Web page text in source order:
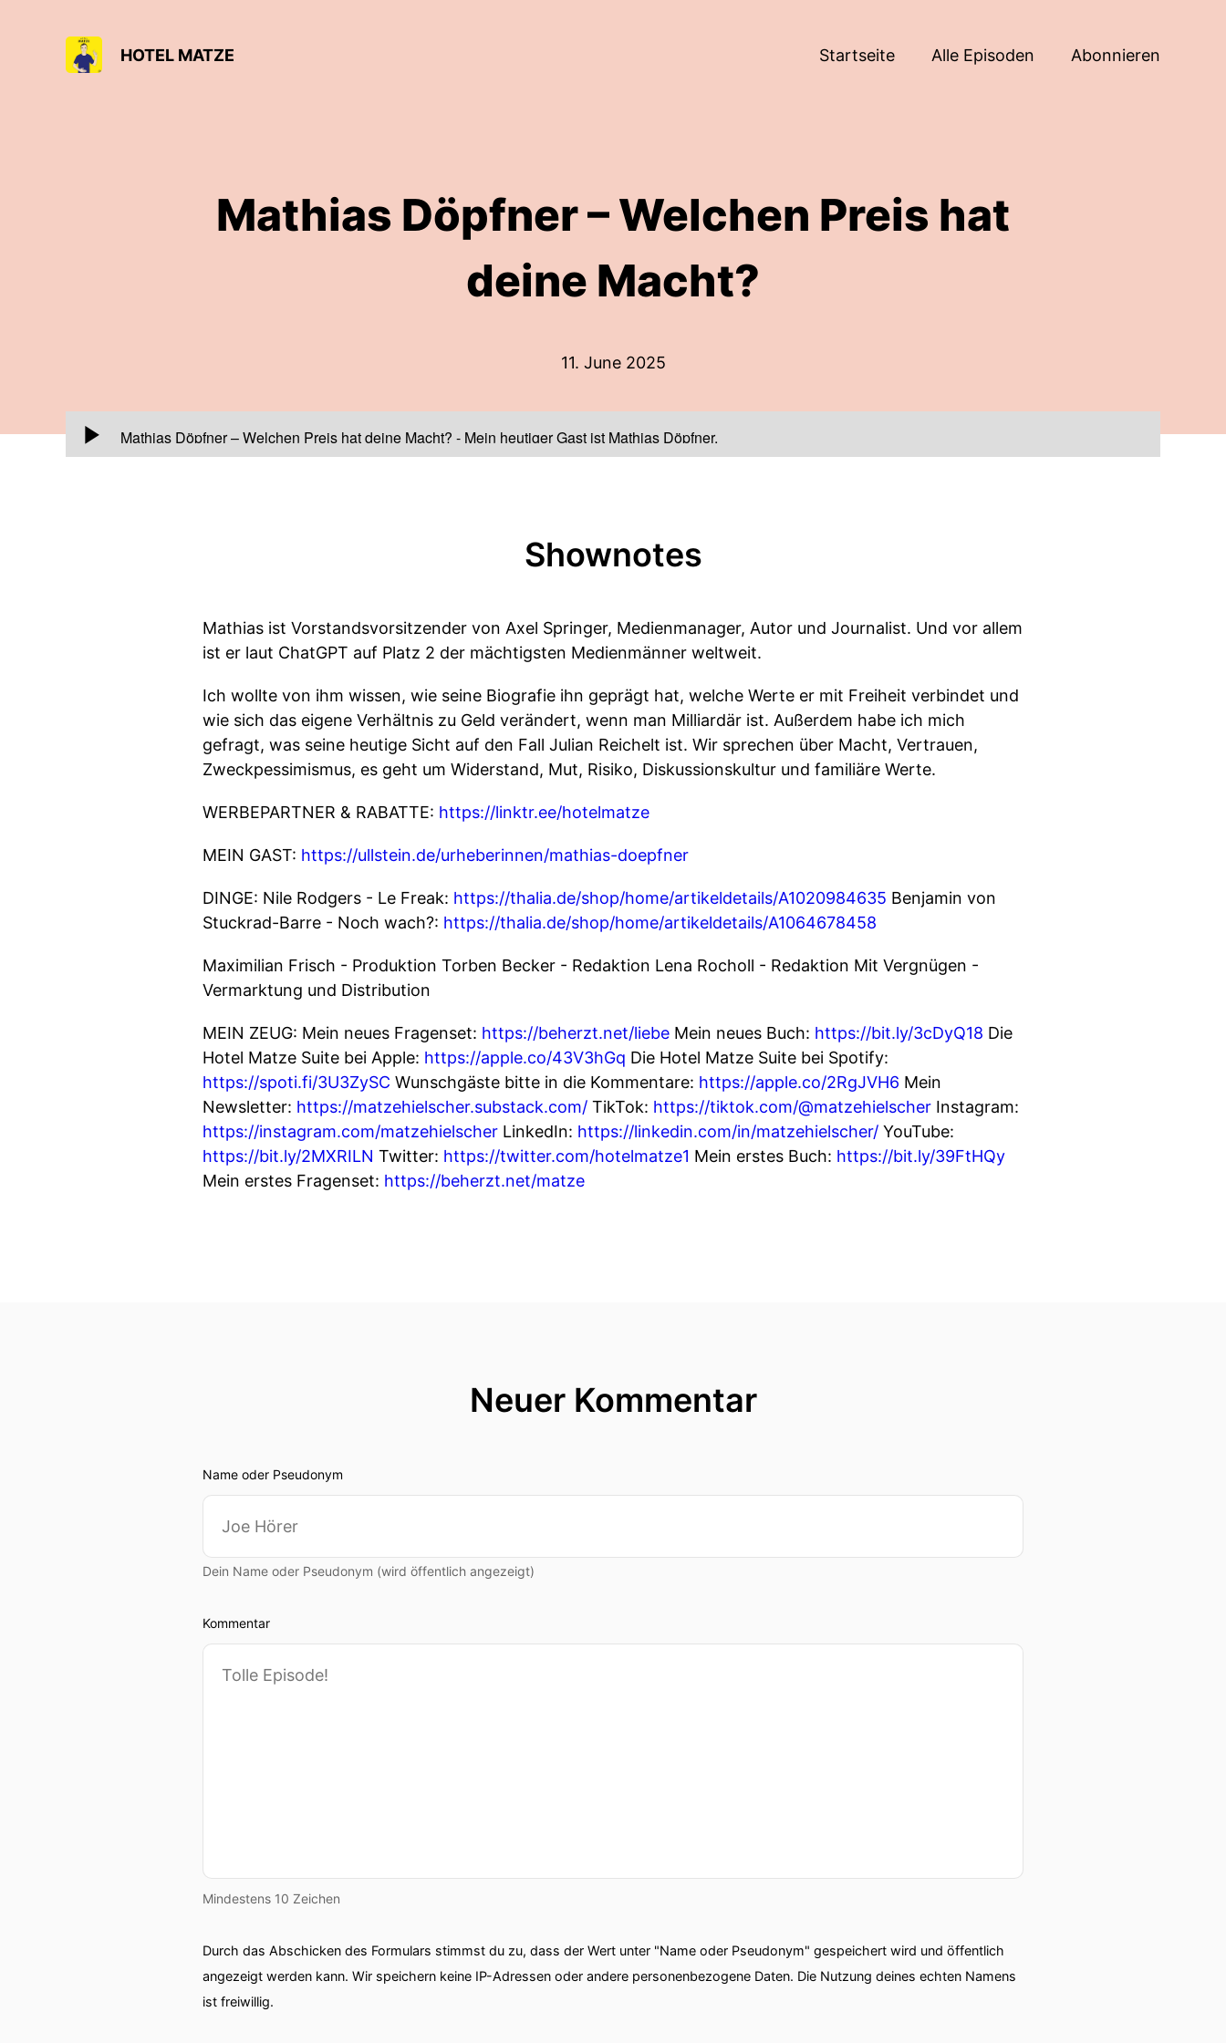
HOTEL MATZE Startseite Alle Episoden Abonnieren
Mathias Döpfner – Welchen Preis hat
deine Macht?
11. June 2025
00:00:00
Mathias Döpfner – Welchen Preis hat deine Macht? - Mein heutiger Gast ist Mathias Döpfner.
Shownotes
Mathias ist Vorstandsvorsitzender von Axel Springer, Medienmanager, Autor und Journalist. Und vor allem
ist er laut ChatGPT auf Platz 2 der mächtigsten Medienmänner weltweit.
Ich wollte von ihm wissen, wie seine Biografie ihn geprägt hat, welche Werte er mit Freiheit verbindet und
wie sich das eigene Verhältnis zu Geld verändert, wenn man Milliardär ist. Außerdem habe ich mich
gefragt, was seine heutige Sicht auf den Fall Julian Reichelt ist. Wir sprechen über Macht, Vertrauen,
Zweckpessimismus, es geht um Widerstand, Mut, Risiko, Diskussionskultur und familiäre Werte.
WERBEPARTNER & RABATTE: https://linktr.ee/hotelmatze
MEIN GAST: https://ullstein.de/urheberinnen/mathias-doepfner
DINGE: Nile Rodgers - Le Freak: https://thalia.de/shop/home/artikeldetails/A1020984635 Benjamin von
Stuckrad-Barre - Noch wach?: https://thalia.de/shop/home/artikeldetails/A1064678458
Maximilian Frisch - Produktion Torben Becker - Redaktion Lena Rocholl - Redaktion Mit Vergnügen -
Vermarktung und Distribution
MEIN ZEUG: Mein neues Fragenset: https://beherzt.net/liebe Mein neues Buch: https://bit.ly/3cDyQ18 Die
Hotel Matze Suite bei Apple: https://apple.co/43V3hGq Die Hotel Matze Suite bei Spotify:
https://spoti.fi/3U3ZySC Wunschgäste bitte in die Kommentare: https://apple.co/2RgJVH6 Mein
Newsletter: https://matzehielscher.substack.com/ TikTok: https://tiktok.com/@matzehielscher Instagram:
https://instagram.com/matzehielscher LinkedIn: https://linkedin.com/in/matzehielscher/ YouTube:
https://bit.ly/2MXRILN Twitter: https://twitter.com/hotelmatze1 Mein erstes Buch: https://bit.ly/39FtHQy
Mein erstes Fragenset: https://beherzt.net/matze
Neuer Kommentar
Name oder Pseudonym
Dein Name oder Pseudonym (wird öffentlich angezeigt)
Kommentar
Mindestens 10 Zeichen
Durch das Abschicken des Formulars stimmst du zu, dass der Wert unter "Name oder Pseudonym" gespeichert wird und öffentlich
angezeigt werden kann. Wir speichern keine IP-Adressen oder andere personenbezogene Daten. Die Nutzung deines echten Namens
ist freiwillig.